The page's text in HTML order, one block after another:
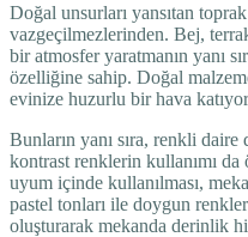
Doğal unsurları yansıtan
vazgeçilmezlerinden. Bej,
bir atmosfer yaratmanın yanı
özelliğine sahip. Doğal
evinize huzurlu bir hava
Bunların yanı sıra, renkli
kontrast renklerin kullanımı da
uyum içinde kullanılması,
pastel tonları ile doygun
oluşturarak mekanda derinlik